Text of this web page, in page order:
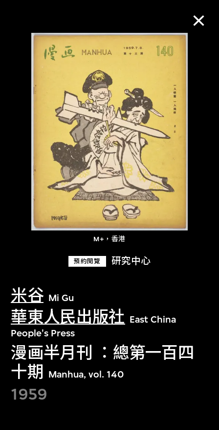
M+，香港
預約閱覽 研究中心
米谷 Mi Gu
華東人民出版社 East China
People's Press
漫画半月刊 ：總第一百四
十期
Manhua, vol. 140
1959
M+藏品
進一步篩選
關於M+藏品
探索世界頂級的二十及二十一世紀視覺
文化藏品。